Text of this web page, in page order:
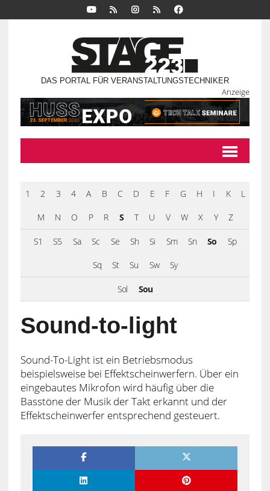
DAS PORTAL FÜR VERANSTALTUNGSTECHNIKER
Anzeige
1 2 3 4 A B C D E F G H I K L
M N O P R S T U V W X Y Z
S1 S5 Sa Sc Se Sh Si Sm Sn So Sp
Sq St Su Sw Sy
Sol Sou
Sound-to-light
Sound-To-Light ist ein Betriebsmodus
beispielsweise bei Effektscheinwerfern. Über ein
eingebautes Mikrofon wird häufig über die
Basstöne der Musik der Takt erkannt und der
Effektscheinwerfer entsprechend gesteuert.